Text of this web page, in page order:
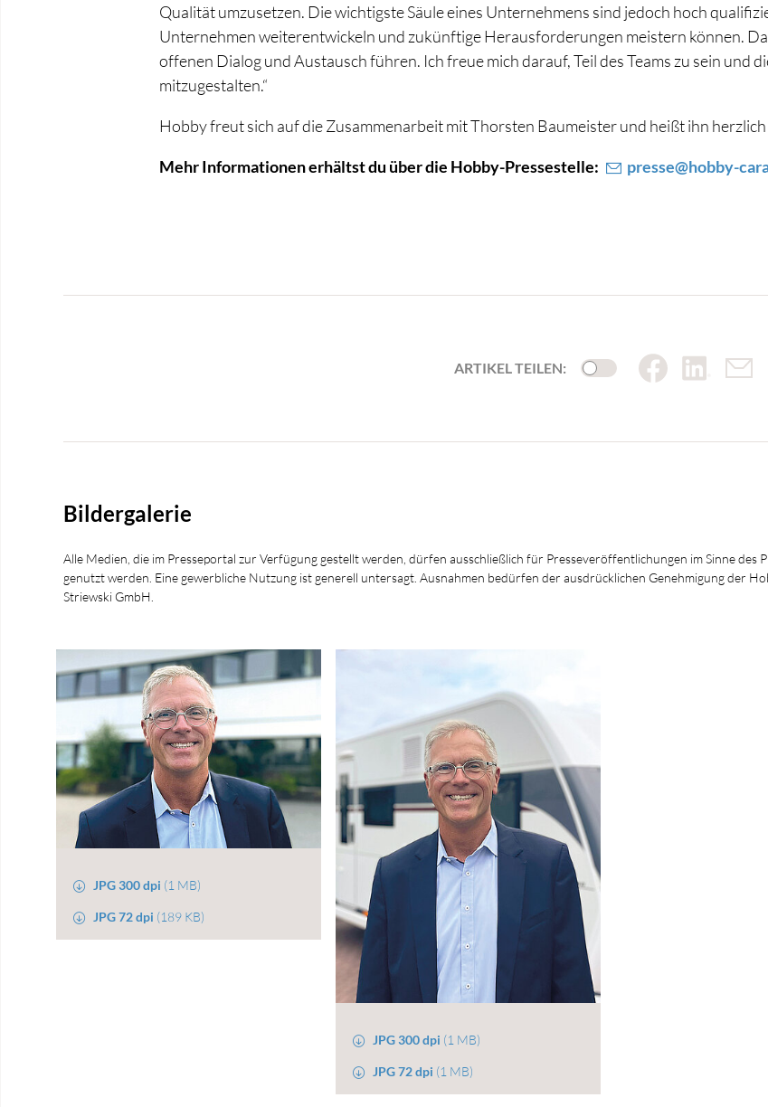
Qualität umzusetzen. Die wichtigste Säule eines Unternehmens sind jedoch hoch
Unternehmen weiterentwickeln und zukünftige Herausforderungen meistern können.
offenen Dialog und Austausch führen. Ich freue mich darauf, Teil des Teams zu sein und
mitzugestalten.“
Hobby freut sich auf die Zusammenarbeit mit Thorsten Baumeister und heißt ihn
Mehr Informationen erhältst du über die Hobby-Pressestelle: presse@hobby-
ARTIKEL TEILEN:
Bildergalerie
Alle Medien, die im Presseportal zur Verfügung gestellt werden, dürfen ausschließlich für Presseveröffentlichungen im Sinne des
genutzt werden. Eine gewerbliche Nutzung ist generell untersagt. Ausnahmen bedürfen der ausdrücklichen Genehmigung der
Striewski GmbH.
JPG 300 dpi (1 MB)
JPG 72 dpi (189 KB)
JPG 300 dpi (1 MB)
JPG 72 dpi (1 MB)